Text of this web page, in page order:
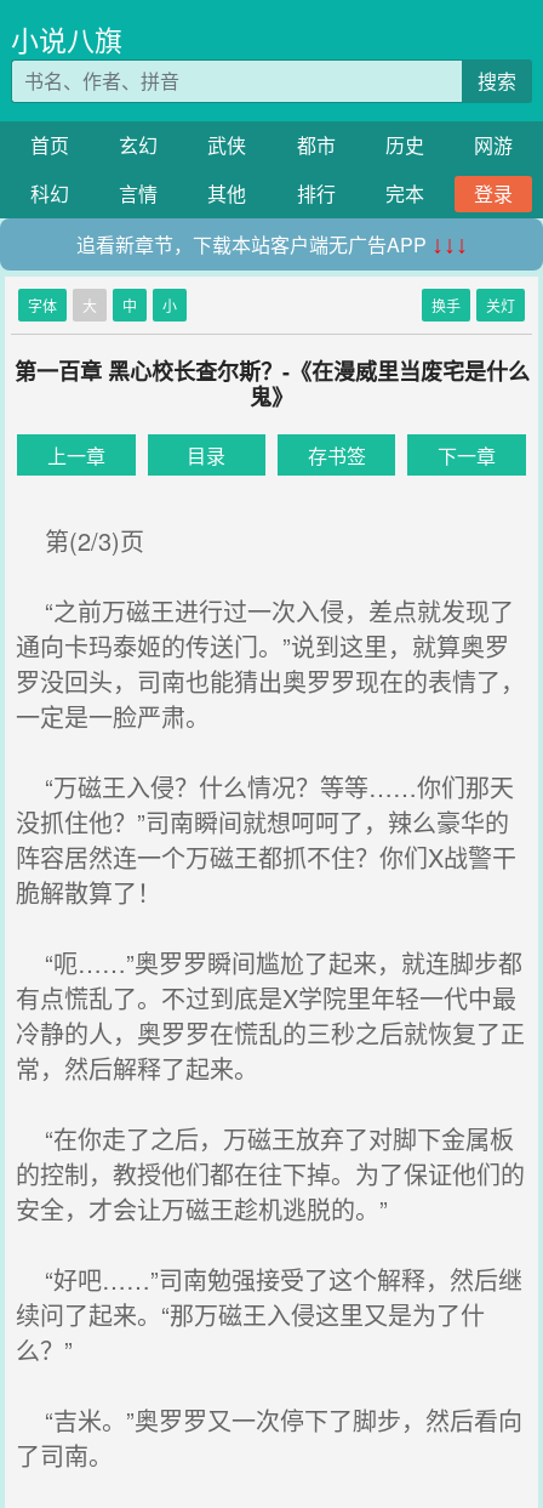
小说八旗
搜索
首页 玄幻 武侠 都市 历史
网游
科幻
言情 其他 排行 完本
登录
追看新章节，下载本站客户端无广告APP ↓↓↓
字体 大 中 小 换手 关灯
第一百章 黑心校长查尔斯？-《在漫威里当废宅是什么
鬼》
上一章 目录 存书签 下一章
第(2/3)页
“之前万磁王进行过一次入侵，差点就发现了
通向卡玛泰姬的传送门。”说到这里，就算奥罗
罗没回头，司南也能猜出奥罗罗现在的表情了，
一定是一脸严肃。
“万磁王入侵？什么情况？等等……你们那天
没抓住他？”司南瞬间就想呵呵了，辣么豪华的
阵容居然连一个万磁王都抓不住？你们X战警干
脆解散算了！
“呃……”奥罗罗瞬间尴尬了起来，就连脚步都
有点慌乱了。不过到底是X学院里年轻一代中最
冷静的人，奥罗罗在慌乱的三秒之后就恢复了正
常，然后解释了起来。
“在你走了之后，万磁王放弃了对脚下金属板
的控制，教授他们都在往下掉。为了保证他们的
安全，才会让万磁王趁机逃脱的。”
“好吧……”司南勉强接受了这个解释，然后继
续问了起来。“那万磁王入侵这里又是为了什
么？”
“吉米。”奥罗罗又一次停下了脚步，然后看向
了司南。